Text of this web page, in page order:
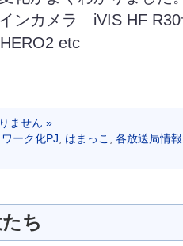
インカメラ iVIS HF
etc
ません »
ーク化PJ, はまっこ , 各放送局情報
ち